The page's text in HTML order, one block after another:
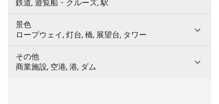
鉄道, 遊覧船・クルーズ, 駅
景色
ロープウェイ, 灯台, 橋, 展望台, タワー
その他
商業施設, 空港, 港, ダム